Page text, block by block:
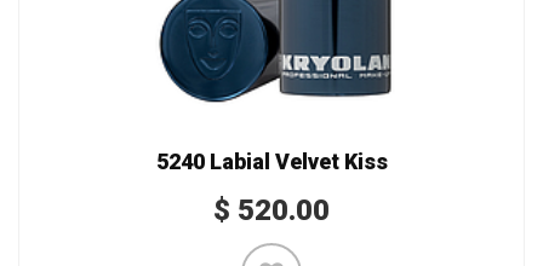
5240 Labial Velvet Kiss
$ 520.00